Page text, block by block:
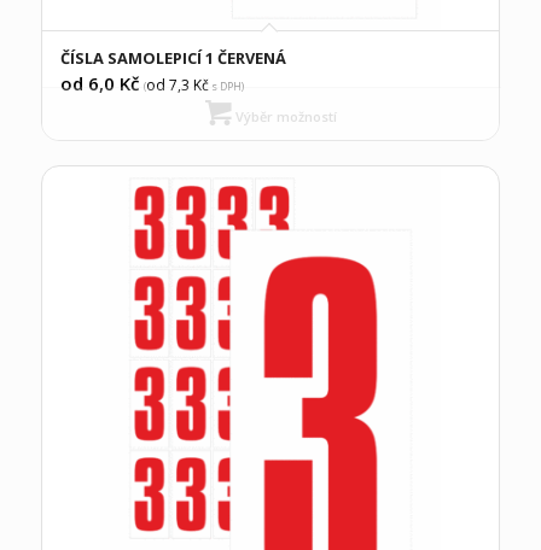
ČÍSLA SAMOLEPICÍ 1 ČERVENÁ
od 6,0 Kč (od 7,3 Kčs DPH)
Výběr možností